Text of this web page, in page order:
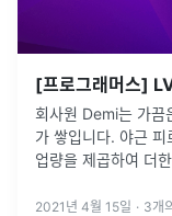
[프로그래머스]
회사원 Demi는 가끔
가 쌓입니다. 야근
업량을 제곱하여 더
처리...
2021년 4월 15일 · 3개